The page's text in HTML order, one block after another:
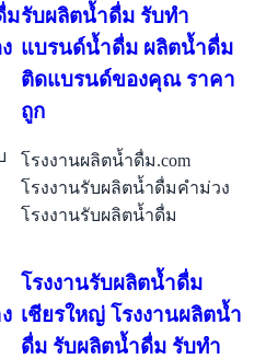
มรับผลิตน้ำดื่ม รับทำ
แบรนด์น้ำดื่ม ผลิตน้ำดื่ม
ติดแบรนด์ของคุณ ราคา
ถูก
โรงงานผลิตน้ำดื่ม.com
โรงงานรับผลิตน้ำดื่มคำม่วง
โรงงานรับผลิตน้ำดื่ม
โรงงานรับผลิตน้ำดื่ม
เชียรใหญ่ โรงงานผลิตน้ำ
ดื่ม รับผลิตน้ำดื่ม รับทำ